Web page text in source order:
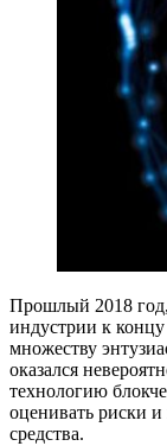
Прошлый 2018 год,
индустрии к концу
множеству
оказался
технологию
оценивать риски и
средства.